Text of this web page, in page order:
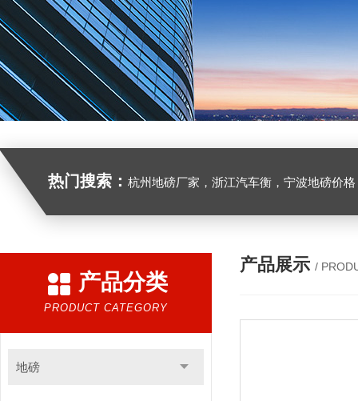
热门搜索： 杭州地磅厂家，浙江汽车衡，宁波地磅价格，浙江地
产品分类
PRODUCT CATEGORY
地磅
产品展示 /